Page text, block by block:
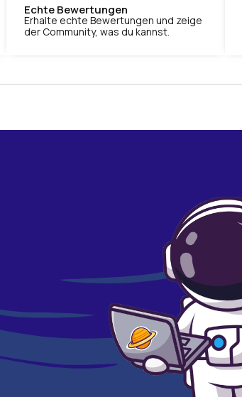
Echte Bewertungen​
Erhalte echte Bewertungen und zeige
der Community, was du kannst.​